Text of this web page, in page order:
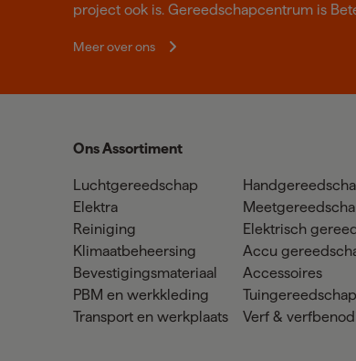
project ook is. Gereedschapcentrum is
Meer over ons
Ons Assortiment
Luchtgereedschap
Elektra
Reiniging
Klimaatbeheersing
Bevestigingsmateriaal
PBM en werkkleding
Transport en werkplaats
Elektrisch
Accu
Accessoires
Tuingereedschap
Verf &